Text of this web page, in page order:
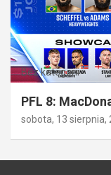
Bez kategorii
PFL 8:
sobota, 13 sierpnia,